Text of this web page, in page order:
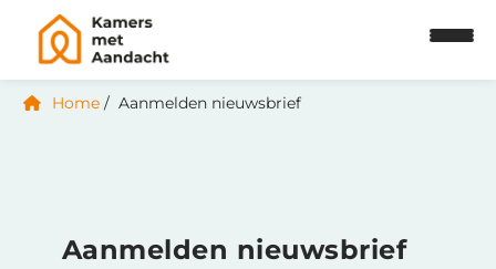
Home Aanmelden nieuwsbrief
Aanmelden nieuwsbrief